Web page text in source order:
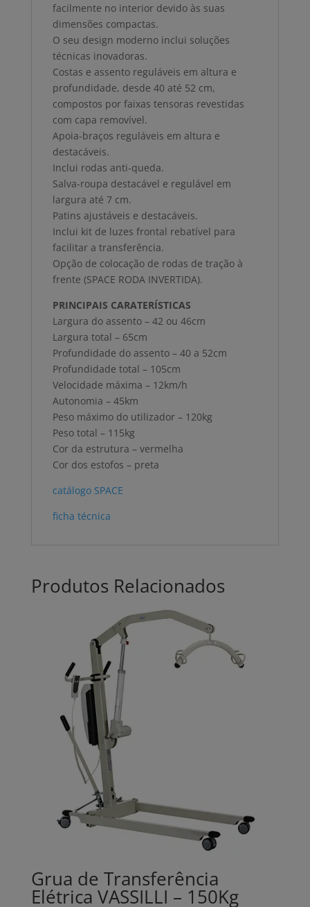
facilmente no interior devido às suas
dimensões compactas.
O seu design moderno inclui soluções
técnicas inovadoras.
Costas e assento reguláveis em altura e
profundidade, desde 40 até 52 cm,
compostos por faixas tensoras revestidas
com capa removível.
Apoia-braços reguláveis em altura e
destacáveis.
Inclui rodas anti-queda.
Salva-roupa destacável e regulável em
largura até 7 cm.
Patins ajustáveis e destacáveis.
Inclui kit de luzes frontal rebatível para
facilitar a transferência.
Opção de colocação de rodas de tração à
frente (SPACE RODA INVERTIDA).
PRINCIPAIS CARATERÍSTICAS
Largura do assento – 42 ou 46cm
Largura total – 65cm
Profundidade do assento – 40 a 52cm
Profundidade total – 105cm
Velocidade máxima – 12km/h
Autonomia – 45km
Peso máximo do utilizador – 120kg
Peso total – 115kg
Cor da estrutura – vermelha
Cor dos estofos – preta
catálogo SPACE
ficha técnica
Produtos Relacionados
Grua de Transferência
Elétrica VASSILLI – 150Kg